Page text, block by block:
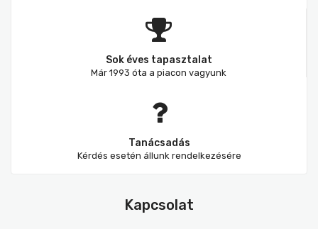
Sok éves tapasztalat
Már 1993 óta a piacon vagyunk
Tanácsadás
Kérdés esetén állunk rendelkezésére
Kapcsolat